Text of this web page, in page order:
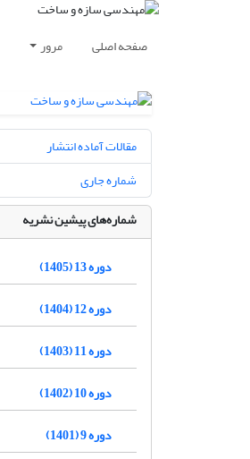
صفحه اصلی مرور
مقالات آماده انتشار
شماره جاری
شماره‌های پیشین نشریه
دوره 13 (1405)
دوره 12 (1404)
دوره 11 (1403)
دوره 10 (1402)
دوره 9 (1401)